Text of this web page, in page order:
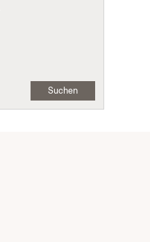
Suchen